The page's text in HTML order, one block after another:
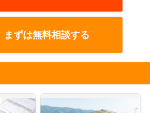
まずは無料相談する